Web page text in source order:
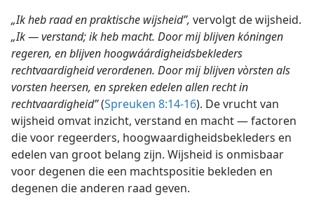
„Ik heb raad en praktische wijsheid”, vervolgt de wijsheid.
„Ik — verstand; ik heb macht. Door mij blijven kóningen
regeren, en blijven hoogwáárdigheidsbekleders
rechtvaardigheid verordenen. Door mij blijven vòrsten als
vorsten heersen, en spreken edelen allen recht in
rechtvaardigheid”(Spreuken 8:14-16). De vrucht van
wijsheid omvat inzicht, verstand en macht — factoren
die voor regeerders, hoogwaardigheidsbekleders en
edelen van groot belang zijn. Wijsheid is onmisbaar
voor degenen die een machtspositie bekleden en
degenen die anderen raad geven.